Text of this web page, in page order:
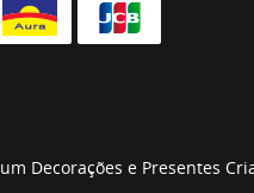
Decorações e Presentes